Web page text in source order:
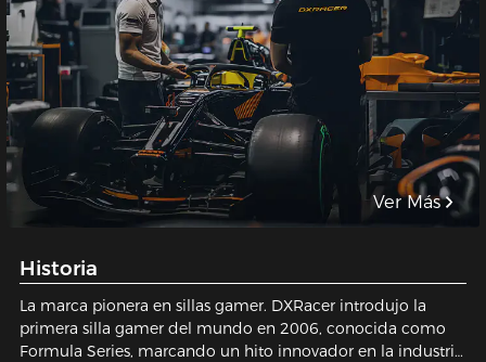
Ver Más
Historia
La marca pionera en sillas gamer. DXRacer introdujo la
primera silla gamer del mundo en 2006, conocida como
Formula Series, marcando un hito innovador en la industria